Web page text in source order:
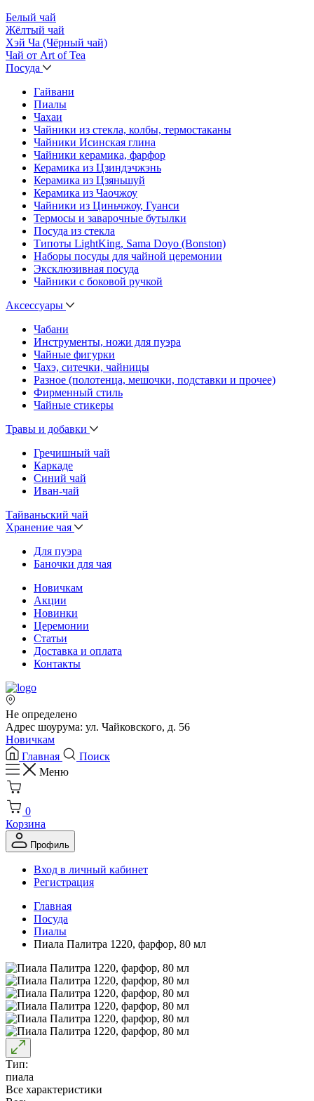
Белый чай
Жёлтый чай
Хэй Ча (Чёрный чай)
Чай от Art of Tea
Посуда
Гайвани
Пиалы
Чахаи
Чайники из стекла, колбы, термостаканы
Чайники Исинская глина
Чайники керамика, фарфор
Керамика из Цзиндэчжэнь
Керамика из Цзяньшуй
Керамика из Чаочжоу
Чайники из Циньчжоу, Гуанси
Термосы и заварочные бутылки
Посуда из стекла
Типоты LightKing, Sama Doyo (Bonston)
Наборы посуды для чайной церемонии
Эксклюзивная посуда
Чайники с боковой ручкой
Аксессуары
Чабани
Инструменты, ножи для пуэра
Чайные фигурки
Чахэ, ситечки, чайницы
Разное (полотенца, мешочки, подставки и прочее)
Фирменный стиль
Чайные стикеры
Травы и добавки
Гречишный чай
Каркаде
Синий чай
Иван-чай
Тайваньский чай
Хранение чая
Для пуэра
Баночки для чая
Новичкам
Акции
Новинки
Церемонии
Статьи
Доставка и оплата
Контакты
Не определено
Адрес шоурума: ул. Чайковского, д. 56
Новичкам
Главная
Поиск
Меню
0
Корзина
Профиль
Вход в личный кабинет
Регистрация
Главная
Посуда
Пиалы
Пиала Палитра 1220, фарфор, 80 мл
Тип:
пиала
Все характеристики